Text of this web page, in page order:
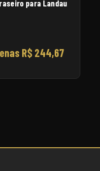
para Landau
R$ 244,67